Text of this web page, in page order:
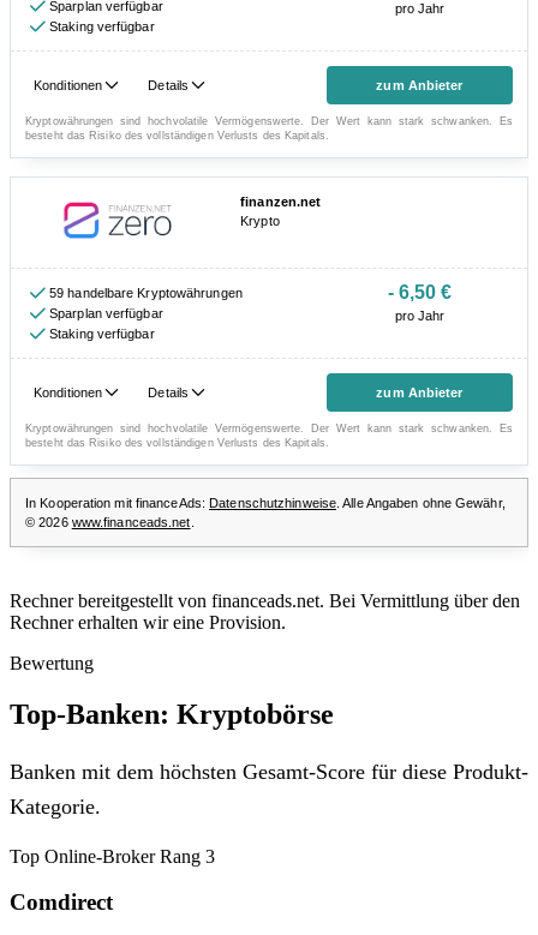
Rechner bereitgestellt von financeads.net. Bei Vermittlung über den
Rechner erhalten wir eine Provision.
Bewertung
Top-Banken: Kryptobörse
Banken mit dem höchsten Gesamt-Score für diese Produkt-
Kategorie.
Top Online-Broker Rang 3
Comdirect